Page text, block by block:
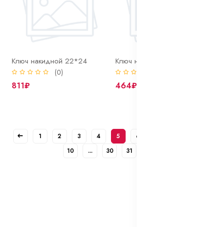
Ключ накидной 22*24
(0)
811₽
Ключ накидной 24*27
464₽
1 2 3 4 5 6
10
... 30 31